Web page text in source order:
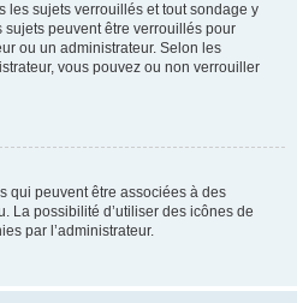
les sujets verrouillés et tout sondage y
peuvent être verrouillés pour
ou un administrateur. Selon les
vous pouvez ou non verrouiller
qui peuvent être associées à des
La possibilité d’utiliser des icônes de
par l’administrateur.